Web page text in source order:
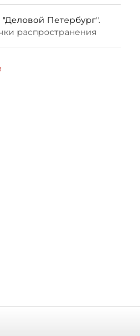
"Деловой Петербург".
распространения